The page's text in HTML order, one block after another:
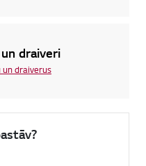
draiveri
draiverus